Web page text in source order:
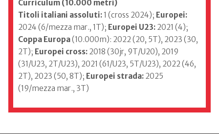
Curriculum (10.000 metri)
Titoli italiani assoluti:1 (cross 2024); Europei:
2024 (6/mezza mar., 1T); Europei U23: 2021 (4);
Coppa Europa(10.000m): 2022 (20, 5T), 2023 (30,
2T); Europei cross: 2018 (30jr, 9T/U20), 2019
(31/U23, 2T/U23), 2021 (61/U23, 5T/U23), 2022 (46,
2T), 2023 (50, 8T); Europei strada: 2025
(19/mezza mar., 3T)